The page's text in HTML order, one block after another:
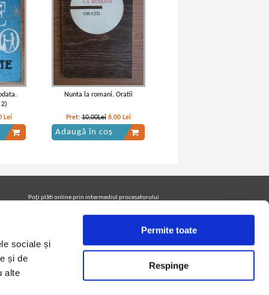
sociale și
și de
alte
Permite toate
Respinge
Lei
Nunta la romani. Oratii
Pret:10,00Lei 6,00 Lei
Adaugă în coș
Poţi plăti online prin intermediul procesatorului
Urmăreşte-ne pe facebook pentru a fi la curent cu